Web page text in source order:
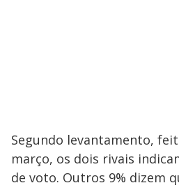
Segundo levantamento,
março, os dois rivais
de voto. Outros 9% dizem